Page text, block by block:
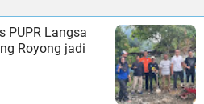
PUPR Langsa
Royong jadi